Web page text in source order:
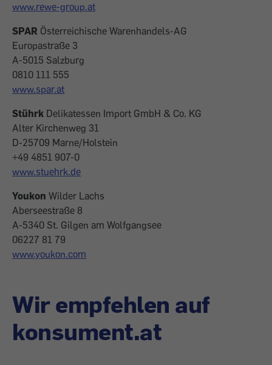
www.rewe-group.at
SPAR Österreichische Warenhandels-AG
Europastraße 3
A-5015 Salzburg
0810 111 555
www.spar.at
Stührk Delikatessen Import GmbH & Co. KG
Alter Kirchenweg 31
D-25709 Marne/Holstein
+49 4851 907-0
www.stuehrk.de
Youkon Wilder Lachs
Aberseestraße 8
A-5340 St. Gilgen am Wolfgangsee
06227 81 79
www.youkon.com
Wir empfehlen auf
konsument.at